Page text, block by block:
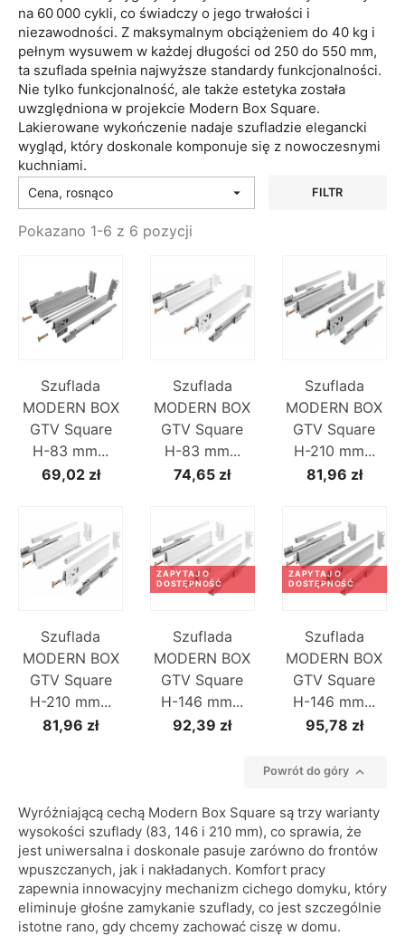
na 60 000 cykli, co świadczy o jego trwałości i
niezawodności. Z maksymalnym obciążeniem do 40 kg i
pełnym wysuwem w każdej długości od 250 do 550 mm,
ta szuflada spełnia najwyższe standardy funkcjonalności.
Nie tylko funkcjonalność, ale także estetyka została
uwzględniona w projekcie Modern Box Square.
Lakierowane wykończenie nadaje szufladzie elegancki
wygląd, który doskonale komponuje się z nowoczesnymi
kuchniami.
Cena, rosnąco  FILTR
Pokazano 1-6 z 6 pozycji
Szuflada
MODERN BOX
GTV Square
H-83 mm...
69,02 zł
Szuflada
MODERN BOX
GTV Square
H-83 mm...
74,65 zł
Szuflada
MODERN BOX
GTV Square
H-210 mm...
81,96 zł
Szuflada
MODERN BOX
GTV Square
H-210 mm...
81,96 zł
Szuflada
MODERN BOX
GTV Square
H-146 mm...
92,39 zł
ZAPYTAJ O
DOSTĘPNOŚĆ
Szuflada
MODERN BOX
GTV Square
H-146 mm...
95,78 zł
ZAPYTAJ O
DOSTĘPNOŚĆ
Powrót do góry 
Wyróżniającą cechą Modern Box Square są trzy warianty
wysokości szuflady (83, 146 i 210 mm), co sprawia, że
jest uniwersalna i doskonale pasuje zarówno do frontów
wpuszczanych, jak i nakładanych. Komfort pracy
zapewnia innowacyjny mechanizm cichego domyku, który
eliminuje głośne zamykanie szuflady, co jest szczególnie
istotne rano, gdy chcemy zachować ciszę w domu.